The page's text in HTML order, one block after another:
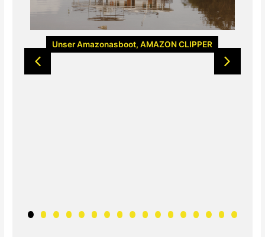
Unser Amazonasboot, AMAZON CLIPPER